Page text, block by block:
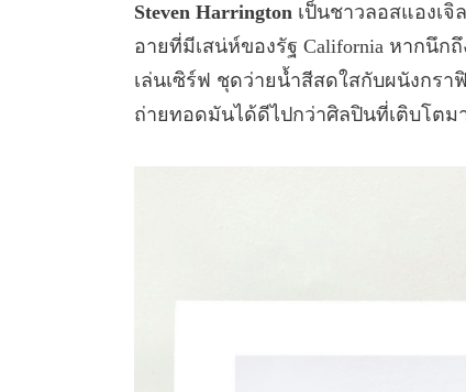
Steven Harrington เป็นชาวลอสแองเ
อายที่มีเสน่ห์ของรัฐ California หากนึ
เล่นเซิร์ฟ ชุดว่ายน้ำสีสดใสกับผนังกร
ถ่ายทอดมันได้ดีไปกว่าศิลปินที่เติบโตม